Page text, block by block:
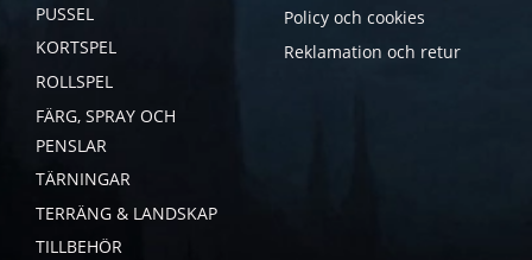
PUSSEL
KORTSPEL
ROLLSPEL
FÄRG, SPRAY OCH
PENSLAR
TÄRNINGAR
TERRÄNG & LANDSKAP
TILLBEHÖR
Policy och cookies
Reklamation och retur